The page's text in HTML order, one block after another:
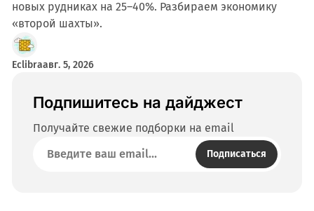
новых рудниках на 25–40%. Разбираем экономику
«второй шахты».
Eclibraавг. 5, 2026
Подпишитесь на дайджест
Получайте свежие подборки на email
Подписаться